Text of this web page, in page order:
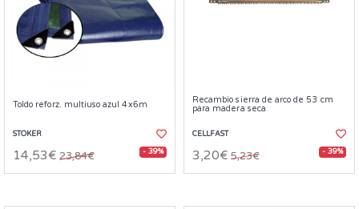
Toldo reforz. multiuso azul 4x6m
STOKER
14,53€ 23,84€ - 39%
Recambio sierra de arco de 53 cm
para madera seca
CELLFAST
3,20€ 5,23€ - 39%